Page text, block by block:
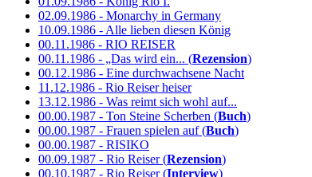
02.09.1986 - Monarchy in Germany
10.09.1986 - Alle lieben diesen König
00.11.1986 - RIO REISER
00.11.1986 - „Das wird ein... (Rezension)
00.12.1986 - Eine durchwachsene Nacht
11.12.1986 - Rio Reiser heiser
13.12.1986 - Was reimt sich wohl auf...
00.00.1987 - Ton Steine Scherben (Buch)
00.00.1987 - Frauen spielen auf (Buch)
00.00.1987 - RISIKO
00.09.1987 - Rio Reiser (Rezension)
00.10.1987 - Rio Reiser (Interview)